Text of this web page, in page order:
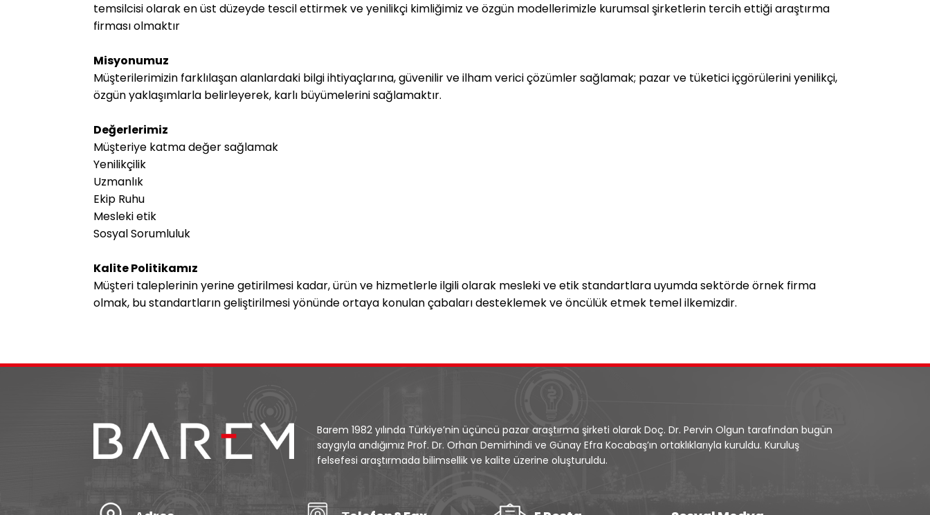
temsilcisi olarak en üst düzeyde tescil ettirmek ve yenilikçi kimliğimiz ve özgün modellerimizle kurumsal şirketlerin tercih ettiği araştırma
firması olmaktır
Misyonumuz
Müşterilerimizin farklılaşan alanlardaki bilgi ihtiyaçlarına, güvenilir ve ilham verici çözümler sağlamak; pazar ve tüketici içgörülerini yenilikçi,
özgün yaklaşımlarla belirleyerek, karlı büyümelerini sağlamaktır.
Değerlerimiz
Müşteriye katma değer sağlamak
Yenilikçilik
Uzmanlık
Ekip Ruhu
Mesleki etik
Sosyal Sorumluluk
Kalite Politikamız
Müşteri taleplerinin yerine getirilmesi kadar, ürün ve hizmetlerle ilgili olarak mesleki ve etik standartlara uyumda sektörde örnek firma
olmak, bu standartların geliştirilmesi yönünde ortaya konulan çabaları desteklemek ve öncülük etmek temel ilkemizdir.
Barem 1982 yılında Türkiye’nin üçüncü pazar araştırma şirketi olarak Doç. Dr. Pervin Olgun tarafından bugün
saygıyla andığımız Prof. Dr. Orhan Demirhindi ve Günay Efra Kocabaş’ın ortaklıklarıyla kuruldu. Kuruluş
felsefesi araştırmada bilimsellik ve kalite üzerine oluşturuldu.